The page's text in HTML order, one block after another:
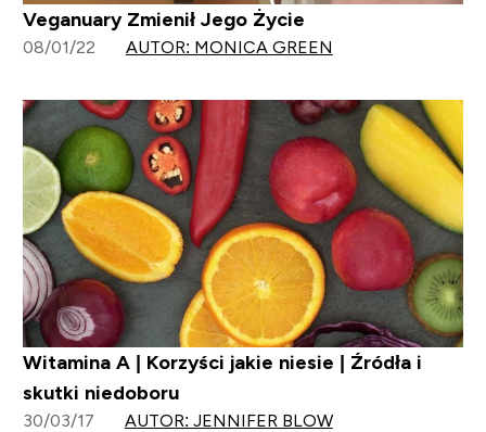
Veganuary Zmienił Jego Życie
08/01/22 AUTOR: MONICA GREEN
Witamina A | Korzyści jakie niesie | Źródła i
skutki niedoboru
30/03/17 AUTOR: JENNIFER BLOW